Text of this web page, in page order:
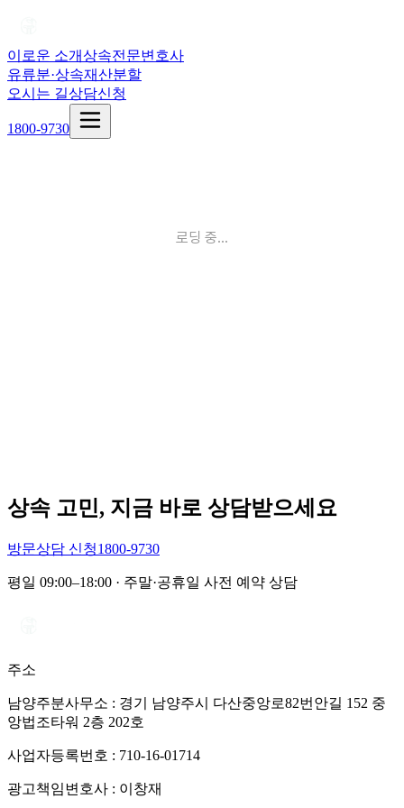
이로운 소개상속전문변호사
유류분·상속재산분할
오시는 길상담신청
1800-9730
로딩 중...
상속 고민, 지금 바로 상담받으세요
방문상담 신청1800-9730
평일 09:00–18:00 · 주말·공휴일 사전 예약 상담
주소
남양주분사무소 : 경기 남양주시 다산중앙로82번안길 152 중
앙법조타워 2층 202호
사업자등록번호 : 710-16-01714
광고책임변호사 : 이창재